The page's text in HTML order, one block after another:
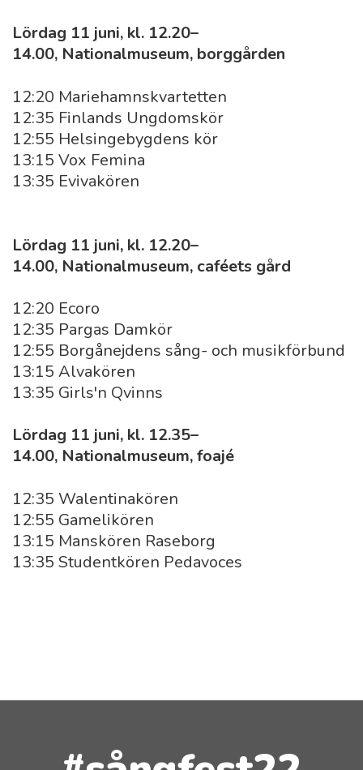
Lördag 11 juni, kl. 12.20–
14.00, Nationalmuseum, borggården
12:20 Mariehamnskvartetten
12:35 Finlands Ungdomskör
12:55 Helsingebygdens kör
13:15 Vox Femina
13:35 Evivakören
Lördag 11 juni, kl. 12.20–
14.00, Nationalmuseum, caféets gård
12:20 Ecoro
12:35 Pargas Damkör
12:55 Borgånejdens sång- och musikförbund
13:15 Alvakören
13:35 Girls'n Qvinns
Lördag 11 juni, kl. 12.35–
14.00, Nationalmuseum, foajé
12:35 Walentinakören
12:55 Gamelikören
13:15 Manskören Raseborg
13:35 Studentkören Pedavoces